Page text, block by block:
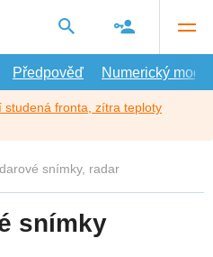
Předpověď Numerický model
studená fronta, zítra teploty
snímky, radar
snímky